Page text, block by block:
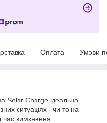
Оплата Умови
Solar Charge ідеально
ситуаціях - чи то на
час вимкнення